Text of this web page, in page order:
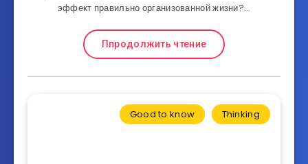
эффект правильно организованной жизни?…
Ппродолжить чтение
Good to know Thinking